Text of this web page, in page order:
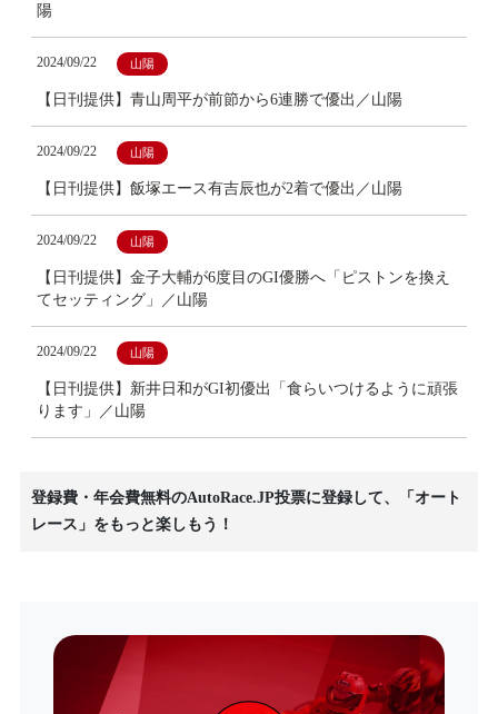
陽
2024/09/22 山陽
【日刊提供】青山周平が前節から6連勝で優出／山陽
2024/09/22 山陽
【日刊提供】飯塚エース有吉辰也が2着で優出／山陽
2024/09/22 山陽
【日刊提供】金子大輔が6度目のGI優勝へ「ピストンを換え
てセッティング」／山陽
2024/09/22 山陽
【日刊提供】新井日和がGI初優出「食らいつけるように頑張
ります」／山陽
登録費・年会費無料のAutoRace.JP投票に登録して、「オート
レース」をもっと楽しもう！